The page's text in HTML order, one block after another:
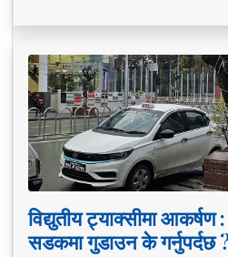
विद्युतीय ट्याक्सीमा आकर्षण
सडकमा गुडाउन के गर्नुपर्दछ